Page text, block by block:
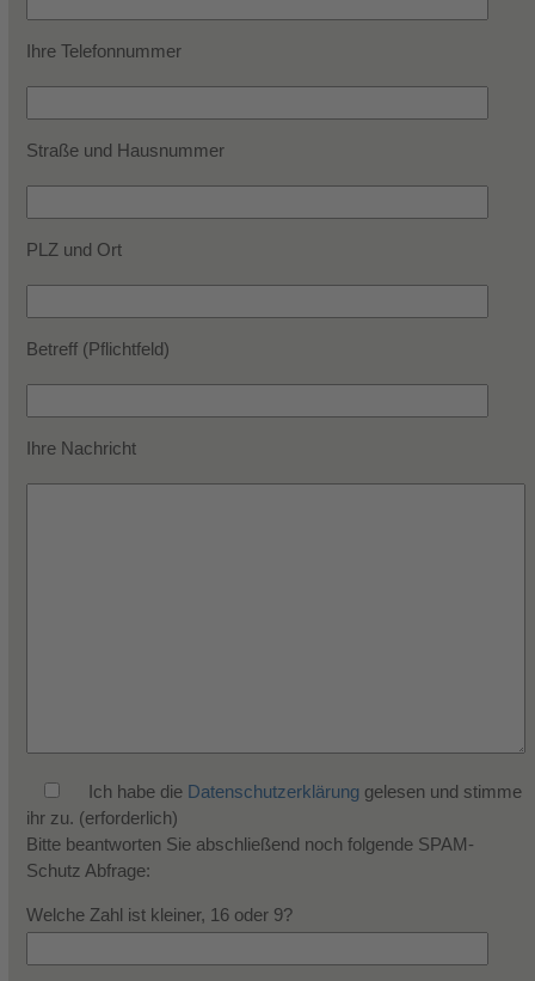
Ihre Telefonnummer
Straße und Hausnummer
PLZ und Ort
Betreff (Pflichtfeld)
Ihre Nachricht
Ich habe die Datenschutzerklärung gelesen und stimme
ihr zu. (erforderlich)
Bitte beantworten Sie abschließend noch folgende SPAM-
Schutz Abfrage:
Welche Zahl ist kleiner, 16 oder 9?